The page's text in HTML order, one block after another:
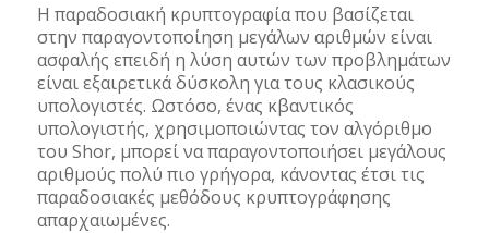
Η παραδοσιακή κρυπτογραφία που βασίζεται
στην παραγοντοποίηση μεγάλων αριθμών είναι
ασφαλής επειδή η λύση αυτών των προβλημάτων
είναι εξαιρετικά δύσκολη για τους κλασικούς
υπολογιστές. Ωστόσο, ένας κβαντικός
υπολογιστής, χρησιμοποιώντας τον αλγόριθμο
του Shor, μπορεί να παραγοντοποιήσει μεγάλους
αριθμούς πολύ πιο γρήγορα, κάνοντας έτσι τις
παραδοσιακές μεθόδους κρυπτογράφησης
απαρχαιωμένες.